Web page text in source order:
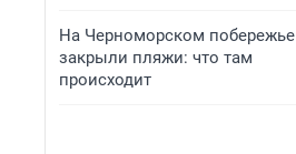
На Черноморском побережье
закрыли пляжи: что там
происходит